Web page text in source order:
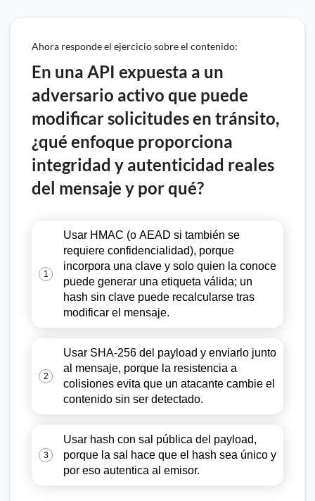
Ahora responde el ejercicio sobre el contenido:
En una API expuesta a un
adversario activo que puede
modificar solicitudes en tránsito,
¿qué enfoque proporciona
integridad y autenticidad reales
del mensaje y por qué?
1
Usar HMAC (o AEAD si también se
requiere confidencialidad), porque
incorpora una clave y solo quien la conoce
puede generar una etiqueta válida; un
hash sin clave puede recalcularse tras
modificar el mensaje.
2
Usar SHA-256 del payload y enviarlo junto
al mensaje, porque la resistencia a
colisiones evita que un atacante cambie el
contenido sin ser detectado.
3
Usar hash con sal pública del payload,
porque la sal hace que el hash sea único y
por eso autentica al emisor.